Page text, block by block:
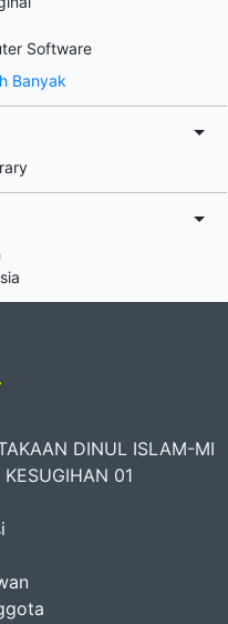
Software
Banyak
DINUL ISLAM-MI
KESUGIHAN 01